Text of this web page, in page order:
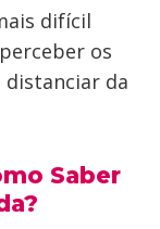
difícil
os
distanciar da
Saber